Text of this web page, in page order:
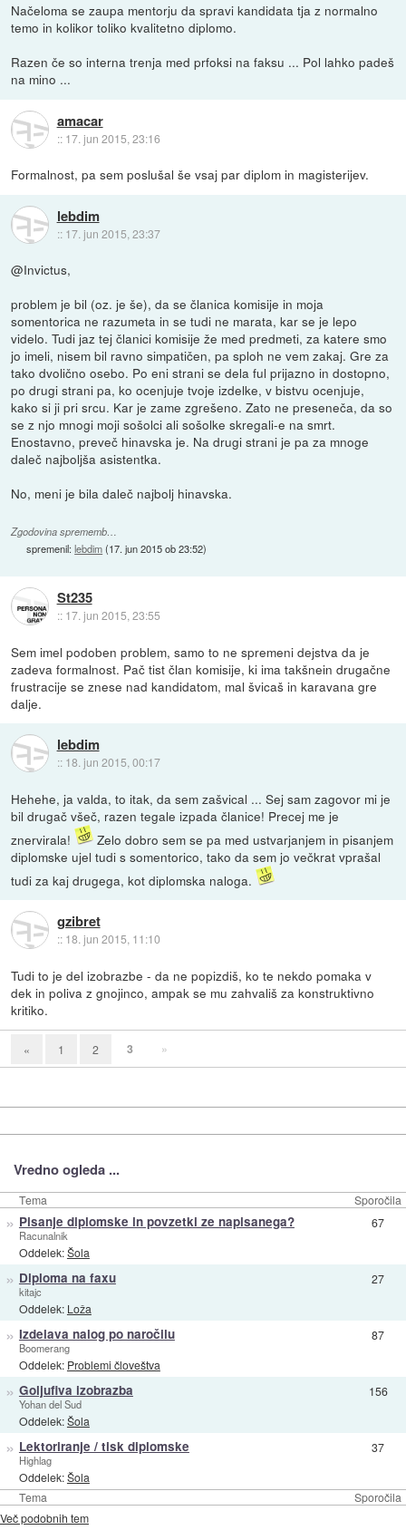
Načeloma se zaupa mentorju da spravi kandidata tja z normalno
temo in kolikor toliko kvalitetno diplomo.
Razen če so interna trenja med prfoksi na faksu ... Pol lahko padeš
na mino ...
amacar
:: 17. jun 2015, 23:16
Formalnost, pa sem poslušal še vsaj par diplom in magisterijev.
lebdim
:: 17. jun 2015, 23:37
@Invictus,
problem je bil (oz. je še), da se članica komisije in moja
somentorica ne razumeta in se tudi ne marata, kar se je lepo
videlo. Tudi jaz tej članici komisije že med predmeti, za katere smo
jo imeli, nisem bil ravno simpatičen, pa sploh ne vem zakaj. Gre za
tako dvolično osebo. Po eni strani se dela ful prijazno in dostopno,
po drugi strani pa, ko ocenjuje tvoje izdelke, v bistvu ocenjuje,
kako si ji pri srcu. Kar je zame zgrešeno. Zato ne preseneča, da so
se z njo mnogi moji sošolci ali sošolke skregali-e na smrt.
Enostavno, preveč hinavska je. Na drugi strani je pa za mnoge
daleč najboljša asistentka.
No, meni je bila daleč najbolj hinavska.
Zgodovina sprememb…
spremenil:lebdim(17. jun 2015 ob 23:52)
St235
:: 17. jun 2015, 23:55
Sem imel podoben problem, samo to ne spremeni dejstva da je
zadeva formalnost. Pač tist član komisije, ki ima takšnein drugačne
frustracije se znese nad kandidatom, mal švicaš in karavana gre
dalje.
lebdim
:: 18. jun 2015, 00:17
Hehehe, ja valda, to itak, da sem zašvical ... Sej sam zagovor mi je
bil drugač všeč, razen tegale izpada članice! Precej me je
znervirala!
Zelo dobro sem se pa med ustvarjanjem in pisanjem
diplomske ujel tudi s somentorico, tako da sem jo večkrat vprašal
tudi za kaj drugega, kot diplomska naloga.
gzibret
:: 18. jun 2015, 11:10
Tudi to je del izobrazbe - da ne popizdiš, ko te nekdo pomaka v
dek in poliva z gnojinco, ampak se mu zahvališ za konstruktivno
kritiko.
« 1 2 3 »
Vredno ogleda ...
Tema Sporočila
Tema Sporočila
» Pisanje diplomske in povzetki ze napisanega?
Racunalnik
Oddelek:Šola
67
» Diploma na faxu
kitajc
Oddelek: Loža
27
» Izdelava nalog po naročilu
Boomerang
Oddelek: Problemi človeštva
87
» Goljufiva izobrazba
Yohan del Sud
Oddelek:Šola
156
» Lektoriranje / tisk diplomske
Highlag
Oddelek:Šola
37
Več podobnih tem